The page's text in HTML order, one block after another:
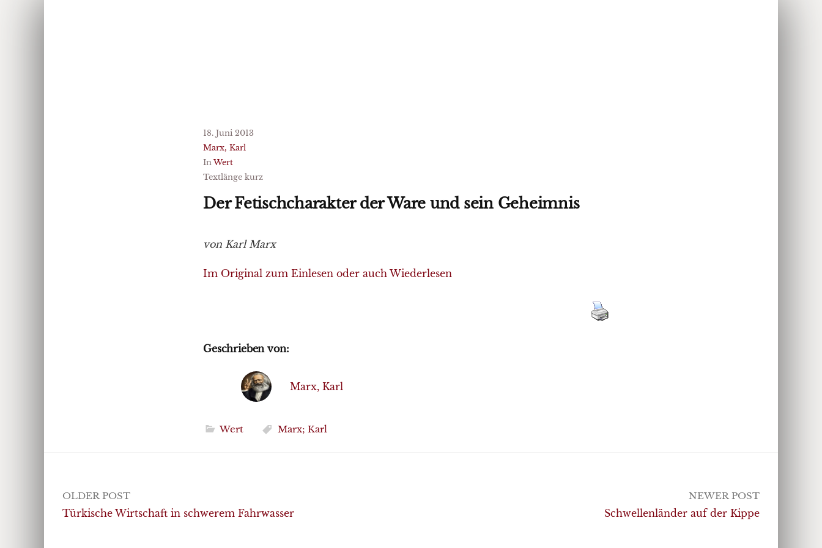
18. Juni 2013
Marx, Karl
InWert
Textlänge kurz
Der Fetischcharakter der Ware und sein Geheimnis
von Karl Marx
Im Original zum Einlesen oder auch Wiederlesen
Geschrieben von:
Marx, Karl
Wert Marx; Karl
Post
navigation
OLDER POST
Türkische Wirtschaft in schwerem Fahrwasser
NEWER POST
Schwellenländer auf der Kippe